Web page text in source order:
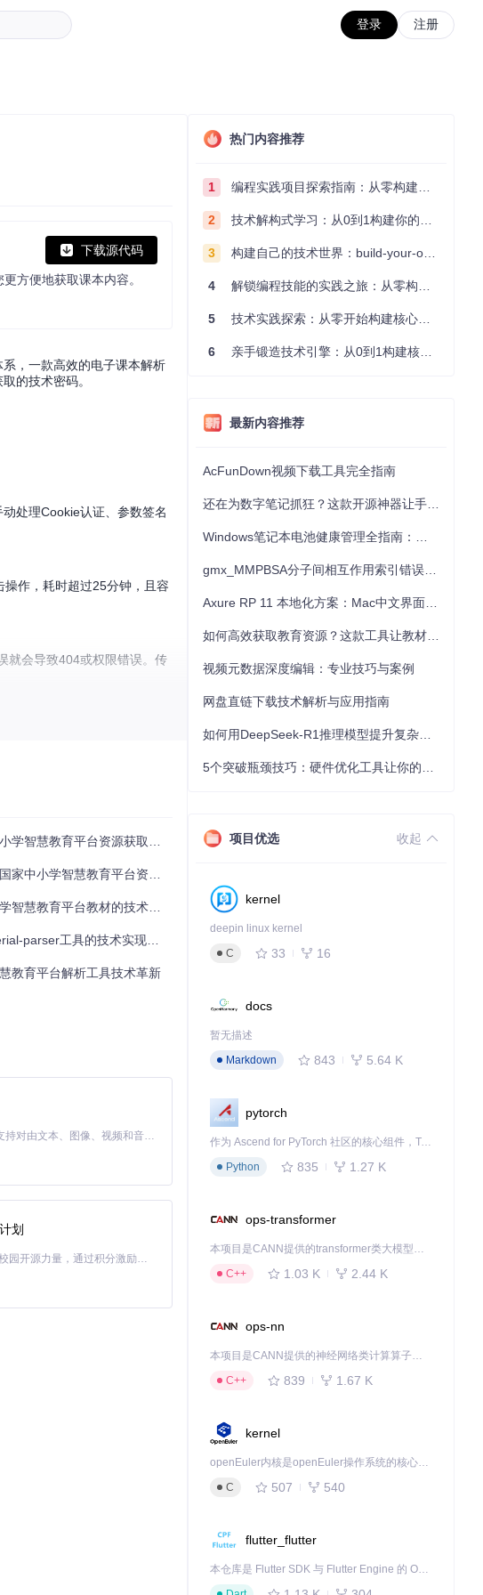
登录 注册
下载源代码
方便地获取课本内容。
，一款高效的电子课本解析
的技术密码。
处理Cookie认证、参数签名
作，耗时超过25分钟，且容
就会导致404或权限错误。传
心标识
理效率。
了高效解决方案。
智慧教育平台资源获取瓶颈
教育平台资源获取效率提升300%
平台教材的技术实现与应用指南
工具的技术实现与场景化应用
教育平台解析工具技术革新
MiniMax H3 是一个通用的全模态生成系统。它支持对由文本、图像、视频和音频组成的多模态上下文进行统一理解，并能生成分辨率高达 2K、时长可达 15 秒的带原生立体声音频的视频。得益于面向任务泛化的系统设计，H3 在预训练阶段就已具备广泛的多模态上下文理解与生成能力，能够出色地执行复杂的多模态指令。
划
「源启盛夏」暑期校园开发者成长计划旨在激活校园开源力量，通过积分激励、认证扶持、资源倾斜等形式，引导高校组织和开发者完成「入驻 — 建项目 — 做贡献 — 获认证 — 得资源」的完整闭环。无论你是想带领社团入驻平台的组织者，还是希望用代码贡献证明自己的开发者，都能在这里找到属于你的成长路径。
热门内容推荐
1 编程实践项目探索指南：从零构建技术能力体系
2 技术解构式学习：从0到1构建你的编程知识体系
3 构建自己的技术世界：build-your-own-x项目的实践探索指南
4 解锁编程技能的实践之旅：从零构建你的技术世界
5 技术实践探索：从零开始构建核心系统的实践指南
6 亲手锻造技术引擎：从0到1构建核心系统的实践指南
最新内容推荐
AcFunDown视频下载工具完全指南
视频元数据深度编辑：专业技巧与案例
网盘直链下载技术解析与应用指南
项目优选 收起
kernel
deepin linux kernel
C
33 16
docs
暂无描述
Markdown
843 5.64 K
pytorch
作为 Ascend for PyTorch 社区的核心组件，TorchNPU 是昇腾专为 PyTorch 打造的深度学习适配插件，使 PyTorch 框架能够直接调用昇腾 NPU，为开发者提供昇腾 AI 处理器的超强算力。
Python
835 1.27 K
ops-transformer
本项目是CANN提供的transformer类大模型算子库，实现网络在NPU上加速计算。
C++
1.03 K 2.44 K
ops-nn
本项目是CANN提供的神经网络类计算算子库，实现网络在NPU上加速计算。
C++
839 1.67 K
kernel
openEuler内核是openEuler操作系统的核心，既是系统性能与稳定性的基石，也是连接处理器、设备与服务的桥梁。
C
507 540
flutter_flutter
本仓库是 Flutter SDK 与 Flutter Engine 的 OpenHarmony 适配版本，由 CPF-Flutter 团队维护。开发者可使用熟悉的 Flutter 技术栈开发 OpenHarmony 应用，3.35.7 及以后的适配版本可基于本仓库源码构建支持 OpenHarmony 的 Flutter Engine。